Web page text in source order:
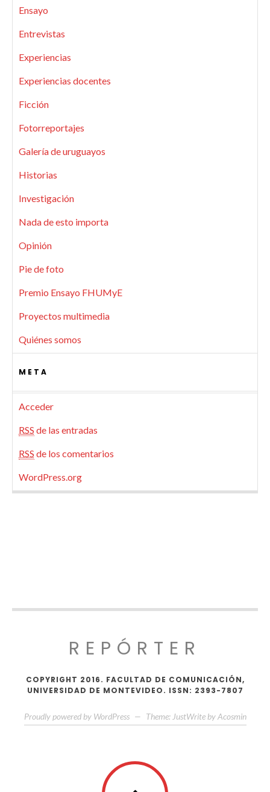
Ensayo
Entrevistas
Experiencias
Experiencias docentes
Ficción
Fotorreportajes
Galería de uruguayos
Historias
Investigación
Nada de esto importa
Opinión
Pie de foto
Premio Ensayo FHUMyE
Proyectos multimedia
Quiénes somos
META
Acceder
RSS de las entradas
RSS de los comentarios
WordPress.org
REPÓRTER
COPYRIGHT 2016. FACULTAD DE COMUNICACIÓN,
UNIVERSIDAD DE MONTEVIDEO. ISSN: 2393-7807
Proudly powered by WordPress — Theme: JustWrite by Acosmin